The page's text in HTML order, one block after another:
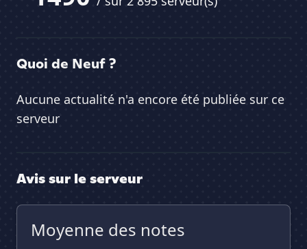
Quoi de Neuf ?
Aucune actualité n'a encore été publiée sur ce
serveur
Avis sur le serveur
Moyenne des notes